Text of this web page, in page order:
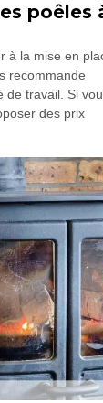
poêles
à la mise en
recommande
de travail. Si
des prix